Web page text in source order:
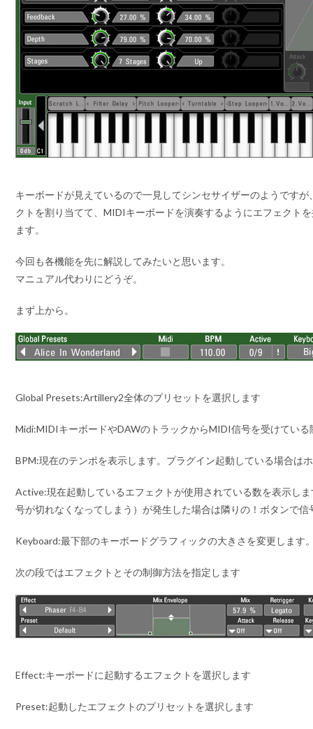
キーボードが見えているので一見してシンセサイザーのようです
クトを割り当てて、MIDIキーボードを演奏するようにエフェクト
ます。
今回も各機能を先に解説してみたいと思います。
マニュアル代わりにどうぞ。
まず上から。
Global Presets:Artillery2全体のプリセットを選択します
Midi:MIDIキーボードやDAWのトラックからMIDI信号を受けている
BPM:現在のテンポを表示します。プラグイン起動している場合は
Active:現在起動しているエフェクトが使用されている数を表示し
号が切れなくなってしまう）が発生した場合は隣りの！ボタンで信
Keyboard:最下部のキーボードグラフィックの大きさを変更します
次の段ではエフェクトとその制御方法を指定します
Effect:キーボードに起動するエフェクトを選択します
Preset:起動したエフェクトのプリセットを選択します